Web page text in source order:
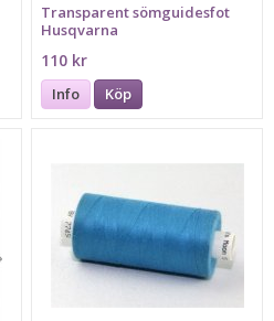
Transparent sömguidesfot
Husqvarna
110 kr
Info Köp